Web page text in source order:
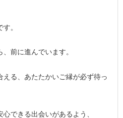
。
前に進んでいます。
る、あたたかいご縁が必ず待っ
できる出会いがあるよう、